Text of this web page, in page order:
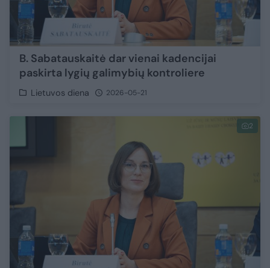
B. Sabatauskaitė dar vienai kadencijai
paskirta lygių galimybių kontroliere
Lietuvos diena 2026-05-21
2